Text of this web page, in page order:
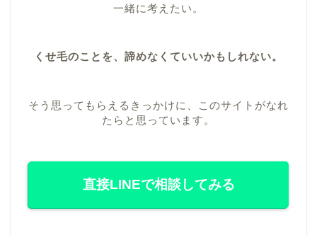
一緒に考えたい。
くせ毛のことを、諦めなくていいかもしれない。
そう思ってもらえるきっかけに、このサイトがなれ
たらと思っています。
直接LINEで相談してみる